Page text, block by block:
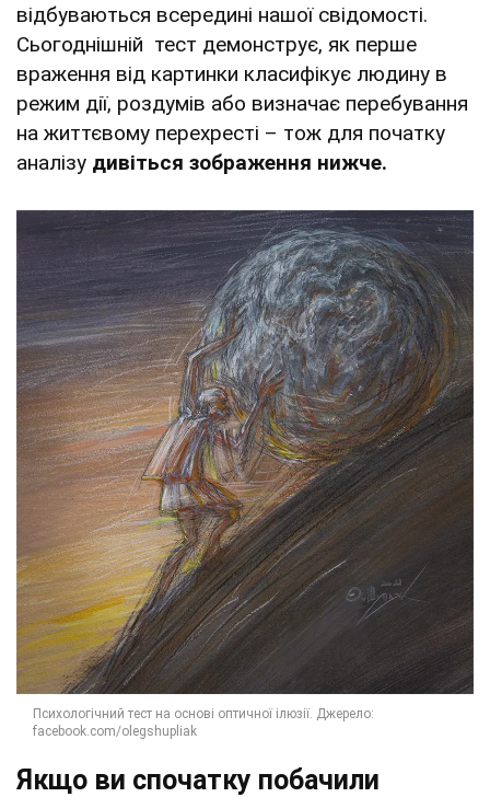
відбуваються всередині нашої свідомості.
Сьогоднішній тест демонструє, як перше
враження від картинки класифікує людину в
режим дії, роздумів або визначає перебування
на життєвому перехресті – тож для початку
аналізу дивіться зображення нижче.
Якщо ви спочатку побачили